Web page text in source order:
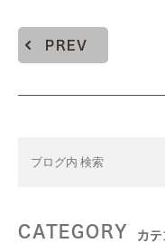
PREV
CATEGORY カテ